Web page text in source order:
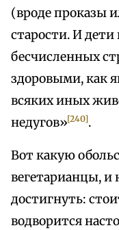
(вроде проказы
старости. И
бесчисленных
здоровыми, как
всяких иных
недугов»[240].
Вот какую
вегетарианцы, и
достигнуть:
водворится